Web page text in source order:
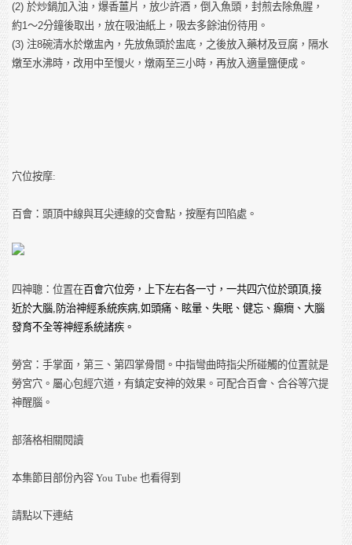
(2)於炒鍋加入油，爆香薑片，放少許酒，倒入魚頭，封煎去除魚腥，
約1～2分鐘後取出，放在吸油紙上，吸去多餘油份待用。
(3) 注8碗清水於燉盅內，先放魚頭於盅底，之後放入藥材及豆腐，隔水
燉至水沸時，改用中至慢火，燉兩至三小時，再放入適量鹽便成。
穴位按摩:
百會：頭頂中線與耳尖連線的交會點，按壓有凹陷處。
四神聰：位置在百會穴位旁，上下左右各一寸，一共四穴位於頭頂,接
近於大腦, 防治神經系統疾病,如頭痛、眩暈、失眠、健忘、癲癇、大腦
發育不全等神經系統諸疾。
勞宮：手掌面，第三、第四掌骨間。中指彎曲時指尖所碰觸的位置就是
勞宮穴。屬心包經穴道，有鎮定安神的效果。可配合百會、合谷等穴提
神醒腦。
部落格相關閱讀
本集節目部份內容 You Tube 也看得到
請點以下連結